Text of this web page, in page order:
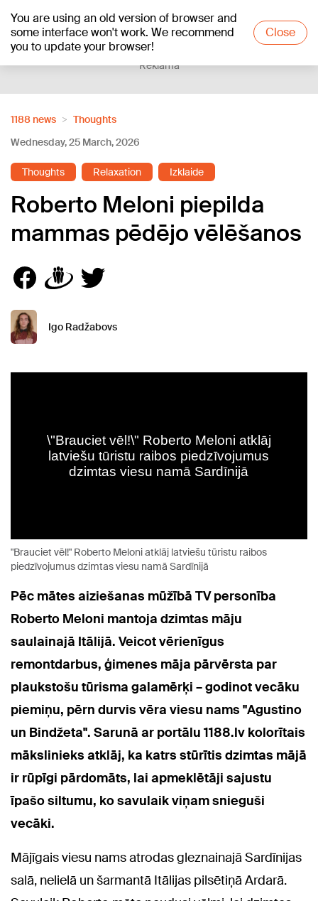
You are using an old version of browser and
some interface won't work. We recommend
you to update your browser!
Close
+18°C
Reklāma
1188 news
Thoughts
Wednesday, 25 March, 2026
Thoughts Relaxation Izklaide
Roberto Meloni piepilda
mammas pēdējo vēlēšanos
Igo Radžabovs
"Brauciet vēl!" Roberto Meloni atklāj latviešu tūristu raibos
piedzīvojumus dzimtas viesu namā Sardīnijā
Pēc mātes aiziešanas mūžībā TV personība
Roberto Meloni mantoja dzimtas māju
saulainajā Itālijā. Veicot vērienīgus
remontdarbus, ģimenes māja pārvērsta par
plaukstošu tūrisma galamērķi –godinot vecāku
piemiņu, pērn durvis vēra viesu nams "Agustino
un Bindžeta". Sarunā ar portālu 1188.lv kolorītais
mākslinieks atklāj, ka katrs stūrītis dzimtas mājā
ir rūpīgi pārdomāts, lai apmeklētāji sajustu
īpašo siltumu, ko savulaik viņam snieguši
vecāki.
Mājīgais viesu nams atrodas gleznainajā Sardīnijas
salā, nelielā un šarmantā Itālijas pilsētiņā Ardarā.